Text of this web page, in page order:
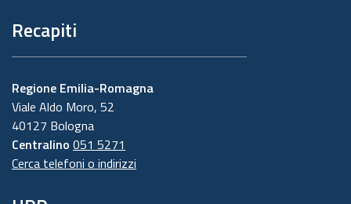
Recapiti
Regione Emilia-Romagna
Viale Aldo Moro, 52
40127 Bologna
Centralino 051 5271
Cerca telefoni o indirizzi